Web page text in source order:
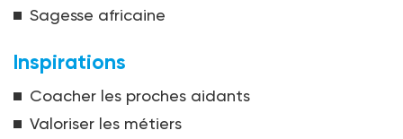
Sagesse africaine
Inspirations
Coacher les proches aidants
Valoriser les métiers